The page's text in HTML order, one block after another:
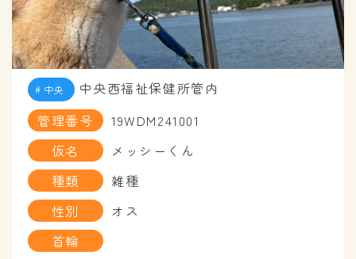
中央
中央西福祉保健所管内
管理番号
19WDM241001
仮名
メッシーくん
種類
雑種
性別
オス
首輪